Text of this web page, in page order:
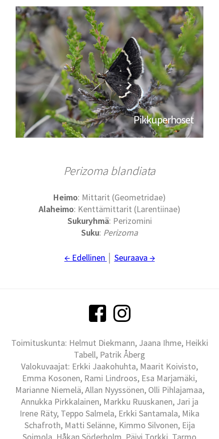
Pikkuperhoset
Perizoma blandiata
Heimo: Mittarit (Geometridae)
Alaheimo: Kenttämittarit (Larentiinae)
Sukuryhmä: Perizomini
Suku: Perizoma
← Edellinen Seuraava →
Toimituskunta: Helmut Diekmann, Jaana Ihme, Heikki
Tabell, Patrik Åberg
Valokuvaajat: Erkki Jaakohuhta, Maarit Koivisto,
Emma Kosonen, Rami Lindroos, Esa Marjamäki,
Marianne Niemelä, Allan Nyyssönen, Olli Pihlajamaa,
Annukka Pirkkalainen, Markku Ruuskanen, Jari ja
Irene Räty, Teppo Salmela, Erkki Santamala, Mika
Schafroth, Matti Selänne, Kimmo Silvonen, Eija